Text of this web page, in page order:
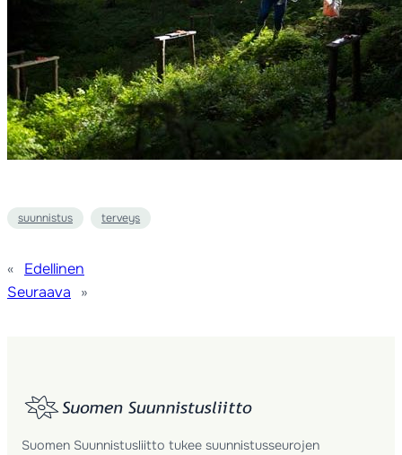
suunnistus terveys
«
Edellinen
Seuraava
»
Suomen Suunnistusliitto tukee suunnistusseurojen